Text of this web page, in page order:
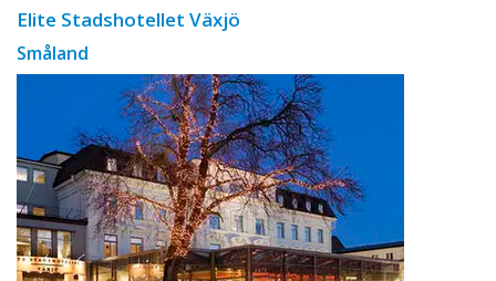
Elite Stadshotellet Växjö
Småland